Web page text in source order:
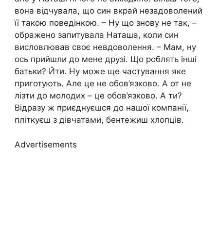
вона відчувала, що син вкрай незадоволений
її такою поведінкою. – Ну що знову не так, –
ображено запитувала Наташа, коли син
висловлював своє невдоволення. – Мам, ну
ось прийшли до мене друзі. Що роблять інші
батьки? Йти. Ну може ще частування яке
приготують. Але це не обов’язково. А от не
лізти до молодих – це обов’язково. А ти?
Відразу ж приєднуєшся до нашої компанії,
пліткуєш з дівчатами, бентежиш хлопців.
Advertisements